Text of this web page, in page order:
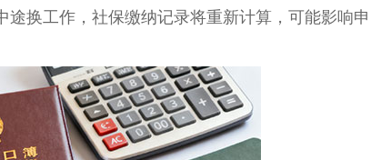
换工作，社保缴纳记录将重新计算，可能影响申